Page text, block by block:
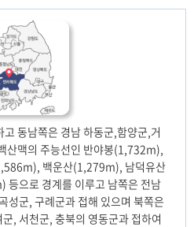
동남쪽은 경남 하동군,함양군,거
산맥의 주능선인 반야봉(1,732m),
백운산(1,279m), 남덕유산
으로 경계를 이루고 남쪽은 전남
성군, 구례군과 접해 있으며 북쪽은
, 서천군, 충북의 영동군과 접하여